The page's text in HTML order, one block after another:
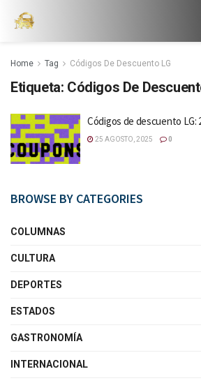
Home Tag Códigos De Descuento LG
Etiqueta: Códigos De
Códigos de descuento LG:
25 AGOSTO, 2025 0
BROWSE BY CATEGORIES
COLUMNAS
CULTURA
DEPORTES
ESTADOS
GASTRONOMÍA
INTERNACIONAL